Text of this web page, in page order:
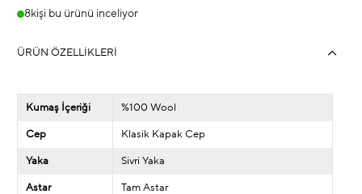
8kişi bu ürünü inceliyor
ÜRÜN ÖZELLIKLERI
Kumaş İçeriği %100 Wool
Cep Klasik Kapak Cep
Yaka Sivri Yaka
Astar Tam Astar